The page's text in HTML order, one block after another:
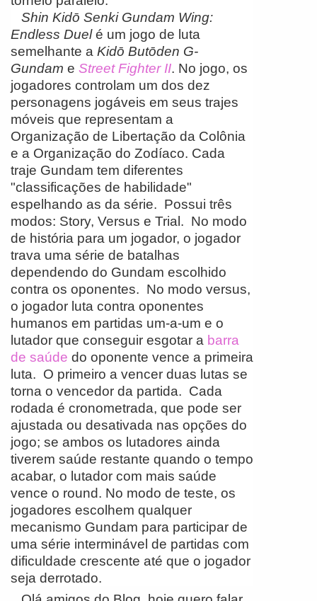
Shin Kidō Senki Gundam Wing:
Endless Duelé um jogo de luta
semelhante a Kidō Butōden G-
Gundam e Street Fighter II. No jogo, os
jogadores controlam um dos dez
personagens jogáveis ​​em seus trajes
móveis que representam a
Organização de Libertação da Colônia
e a Organização do Zodíaco. Cada
traje Gundam tem diferentes
"classificações de habilidade"
espelhando as da série. Possui três
modos: Story, Versus e Trial. No modo
de história para um jogador, o jogador
trava uma série de batalhas
dependendo do Gundam escolhido
contra os oponentes. No modo versus,
o jogador luta contra oponentes
humanos em partidas um-a-um e o
lutador que conseguir esgotar a barra
de saúde do oponente vence a primeira
luta. O primeiro a vencer duas lutas se
torna o vencedor da partida. Cada
rodada é cronometrada, que pode ser
ajustada ou desativada nas opções do
jogo; se ambos os lutadores ainda
tiverem saúde restante quando o tempo
acabar, o lutador com mais saúde
vence o round. No modo de teste, os
jogadores escolhem qualquer
mecanismo Gundam para participar de
uma série interminável de partidas com
dificuldade crescente até que o jogador
seja derrotado.